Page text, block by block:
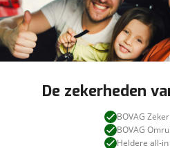
De zekerheden
BOVAG
BOVAG
Heldere all-